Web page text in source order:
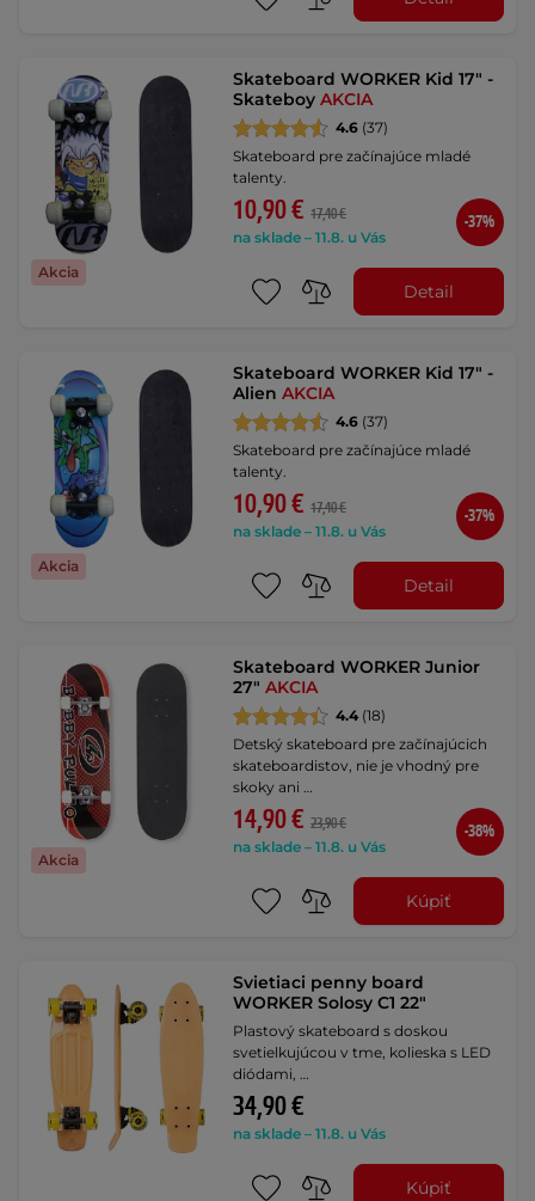
Akcia
Skateboard WORKER Kid 17" -
SkateboyAKCIA
4.6 (37)
Skateboard pre začínajúce mladé
talenty.
10,90 € 17,40 €
na sklade – 11.8. u Vás
-37%
Detail
Akcia
Skateboard WORKER Kid 17" -
AlienAKCIA
4.6 (37)
Skateboard pre začínajúce mladé
talenty.
10,90 € 17,40 €
na sklade – 11.8. u Vás
-37%
Detail
Akcia
Skateboard WORKER Junior
27"AKCIA
4.4 (18)
Detský skateboard pre začínajúcich
skateboardistov, nie je vhodný pre
skoky ani …
14,90 € 23,90 €
na sklade – 11.8. u Vás
-38%
Kúpiť
Svietiaci penny board
WORKER Solosy C1 22"
Plastový skateboard s doskou
svetielkujúcou v tme, kolieska s LED
diódami, …
34,90 €
na sklade – 11.8. u Vás
Kúpiť